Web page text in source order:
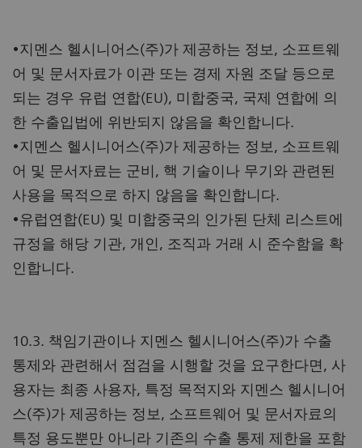
•지멘스 헬시니어스(주)가 제공하는 정보, 소프트웨
어 및 문서자료가 이관 또는 경제 자원 조달 등으로
되는 경우 유럽 연합(EU), 미합중국, 국제 연합에 의
한 수출입법에 위반되지 않음을 확인합니다.
•지멘스 헬시니어스(주)가 제공하는 정보, 소프트웨
어 및 문서자료는 군비, 핵 기술이나 무기와 관련된
사용을 목적으로 하지 않음을 확인합니다.
•유럽연합(EU) 및 미합중국의 인가된 단체 리스트에
규정을 해당 기관, 개인, 조직과 거래 시 준수함을 확
인합니다.
10.3. 책임기관이나 지멘스 헬시니어스(주)가 수출
통제와 관련해서 점검을 시행할 것을 요구한다면, 사
용자는 최종 사용자, 특정 목적지와 지멘스 헬시니어
스(주)가 제공하는 정보, 소프트웨어 및 문서자료의
특정 용도뿐만 아니라 기존의 수출 통제 제한을 포함